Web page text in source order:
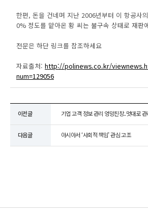
한편, 돈을 건네며 지난 2006년부터 이 항공사
0% 정도를 맡아온 황 씨는 불구속 상태로 재판
전문은 하단 링크를 참조하세요
자료출처: http://polinews.co.kr/
num=129056
이전글 기업 고객 정보 관리 엉망진창..멋대로 관
다음글 아시아서 ‘사회적 책임’ 관심 고조